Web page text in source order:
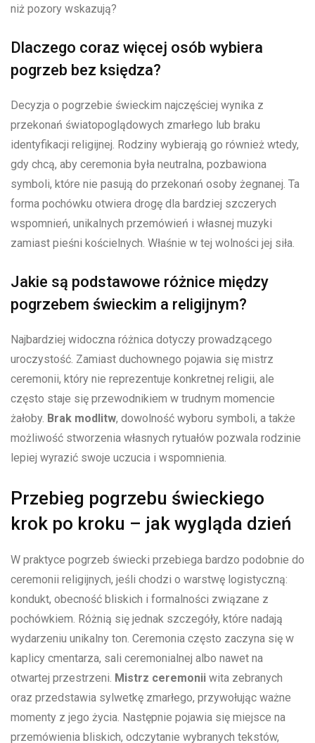
niż pozory wskazują?
Dlaczego coraz więcej osób wybiera
pogrzeb bez księdza?
Decyzja o pogrzebie świeckim najczęściej wynika z
przekonań światopoglądowych zmarłego lub braku
identyfikacji religijnej. Rodziny wybierają go również wtedy,
gdy chcą, aby ceremonia była neutralna, pozbawiona
symboli, które nie pasują do przekonań osoby żegnanej. Ta
forma pochówku otwiera drogę dla bardziej szczerych
wspomnień, unikalnych przemówień i własnej muzyki
zamiast pieśni kościelnych. Właśnie w tej wolności jej siła.
Jakie są podstawowe różnice między
pogrzebem świeckim a religijnym?
Najbardziej widoczna różnica dotyczy prowadzącego
uroczystość. Zamiast duchownego pojawia się mistrz
ceremonii, który nie reprezentuje konkretnej religii, ale
często staje się przewodnikiem w trudnym momencie
żałoby. Brak modlitw, dowolność wyboru symboli, a także
możliwość stworzenia własnych rytuałów pozwala rodzinie
lepiej wyrazić swoje uczucia i wspomnienia.
Przebieg pogrzebu świeckiego
krok po kroku – jak wygląda dzień
W praktyce pogrzeb świecki przebiega bardzo podobnie do
ceremonii religijnych, jeśli chodzi o warstwę logistyczną:
kondukt, obecność bliskich i formalności związane z
pochówkiem. Różnią się jednak szczegóły, które nadają
wydarzeniu unikalny ton. Ceremonia często zaczyna się w
kaplicy cmentarza, sali ceremonialnej albo nawet na
otwartej przestrzeni. Mistrz ceremonii wita zebranych
oraz przedstawia sylwetkę zmarłego, przywołując ważne
momenty z jego życia. Następnie pojawia się miejsce na
przemówienia bliskich, odczytanie wybranych tekstów,